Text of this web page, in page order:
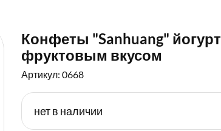
Конфеты "Sanhuang"
фруктовым вкусом
Артикул: 0668
нет в наличии